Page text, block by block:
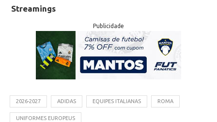
Streamings
Publicidade
2026-2027 ADIDAS EQUIPES ITALIANAS ROMA
UNIFORMES EUROPEUS